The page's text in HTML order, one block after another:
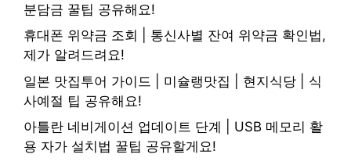
분담금 꿀팁 공유해요!
휴대폰 위약금 조회 | 통신사별 잔여 위약금 확인법,
제가 알려드려요!
일본 맛집투어 가이드 | 미슐랭맛집 | 현지식당 | 식
사예절 팁 공유해요!
아틀란 네비게이션 업데이트 단계 | USB 메모리 활
용 자가 설치법 꿀팁 공유할게요!